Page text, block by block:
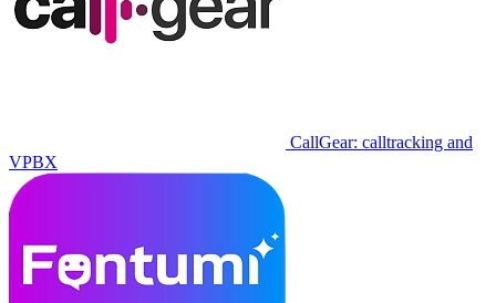
CallGear: calltracking and
VPBX